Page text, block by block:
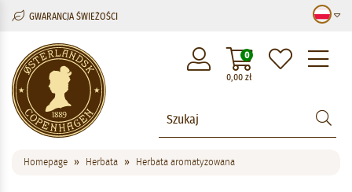
GWARANCJA ŚWIEŻOŚCI
0,00 zł
0
Homepage Herbata Herbata aromatyzowana